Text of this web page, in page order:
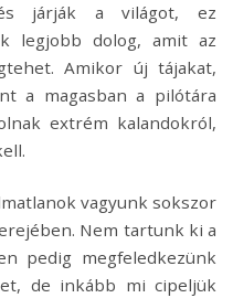
járják a világot, ez
legjobb dolog, amit az
Amikor új tájakat,
a magasban a pilótára
extrém kalandokról,
vagyunk sokszor
Nem tartunk ki a
pedig megfeledkezünk
de inkább mi cipeljük